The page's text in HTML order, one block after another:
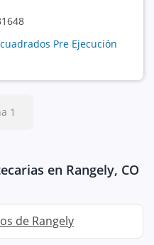
Pre Ejecución
1
en Rangely, CO
de Rangely